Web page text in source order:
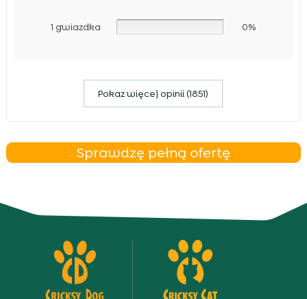
1 gwiazdka 0%
Pokaz więcej opinii (1851)
Sprawdzę pełną ofertę